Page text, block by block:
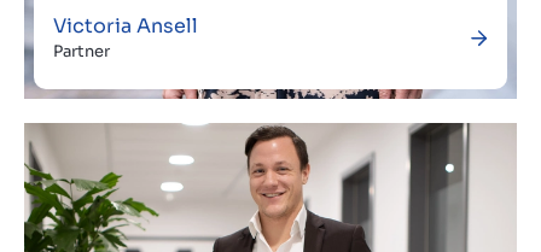
Victoria Ansell
Partner